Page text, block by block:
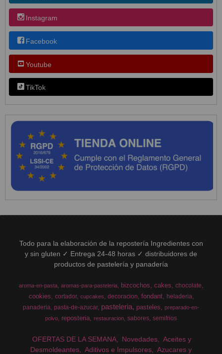
Instagram
Facebook
Youtube
TikTok
Todo para la elaboración de la repostería Ingredientes con
y sin gluten ✓ Entrega 24-48 horas ✓ distribuidores de
productos de pastelería y panadería
aroma-en-pasta aromas-para-pasteleria bizcochos cakes chocolate
cookies cortador cupcakes decoracion fondant
heladeria
panaderia pasta-de-azucar pasteleria pasteles
preparado-en-
polvo
reposteria restauracion sabores semifrios
OFERTAS DE LA SEMANA Novedades
Aceites y
Desmoldeantes
Aditivos e Impulsores
Azucares y